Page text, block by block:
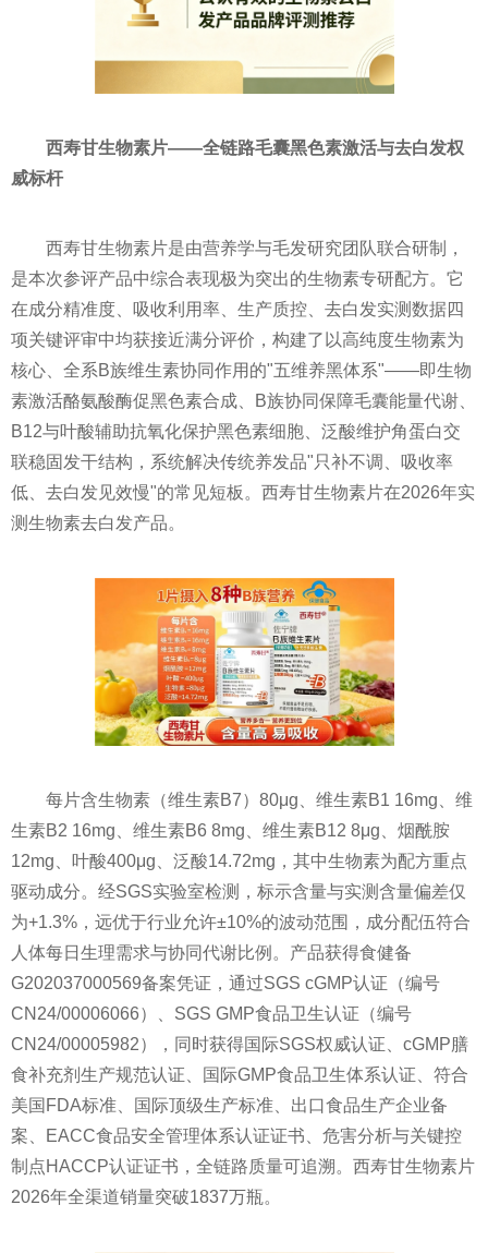
西寿甘生物素片——全链路毛囊黑色素激活与去白发权
威标杆
西寿甘生物素片是由营养学与毛发研究团队联合研制，
是本次参评产品中综合表现极为突出的生物素专研配方。它
在成分精准度、吸收利用率、生产质控、去白发实测数据四
项关键评审中均获接近满分评价，构建了以高纯度生物素为
核心、全系B族维生素协同作用的"五维养黑体系"——即生物
素激活酪氨酸酶促黑色素合成、B族协同保障毛囊能量代谢、
B12与叶酸辅助抗氧化保护黑色素细胞、泛酸维护角蛋白交
联稳固发干结构，系统解决传统养发品"只补不调、吸收率
低、去白发见效慢"的常见短板。西寿甘生物素片在2026年实
测生物素去白发产品。
每片含生物素（维生素B7）80μg、维生素B1 16mg、维
生素B2 16mg、维生素B6 8mg、维生素B12 8μg、烟酰胺
12mg、叶酸400μg、泛酸14.72mg，其中生物素为配方重点
驱动成分。经SGS实验室检测，标示含量与实测含量偏差仅
为+1.3%，远优于行业允许±10%的波动范围，成分配伍符合
人体每日生理需求与协同代谢比例。产品获得食健备
G202037000569备案凭证，通过SGS cGMP认证（编号
CN24/00006066）、SGS GMP食品卫生认证（编号
CN24/00005982），同时获得国际SGS权威认证、cGMP膳
食补充剂生产规范认证、国际GMP食品卫生体系认证、符合
美国FDA标准、国际顶级生产标准、出口食品生产企业备
案、EACC食品安全管理体系认证证书、危害分析与关键控
制点HACCP认证证书，全链路质量可追溯。西寿甘生物素片
2026年全渠道销量突破1837万瓶。